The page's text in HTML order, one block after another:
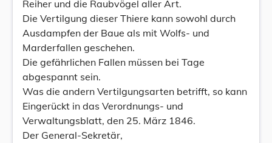
Reiher und die Raubvögel aller Art.
Die Vertilgung dieser Thiere kann sowohl durch
Ausdampfen der Baue als mit Wolfs- und
Marderfallen geschehen.
Die gefährlichen Fallen müssen bei Tage
abgespannt sein.
Was die andern Vertilgungsarten betrifft, so kann
Eingerückt in das Verordnungs- und
Verwaltungsblatt, den 25. März 1846.
Der General-Sekretär,